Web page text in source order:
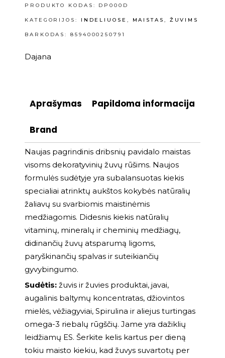
PRODUKTO KODAS: DP000D
KATEGORIJOS: INDELIUOSE , MAISTAS , ŽUVIMS
BARKODAS: 8594000250791
Dajana
Aprašymas Papildoma informacija
Brand
Naujas pagrindinis dribsnių pavidalo maistas
visoms dekoratyvinių žuvų rūšims. Naujos
formulės sudėtyje yra subalansuotas kiekis
specialiai atrinktų aukštos kokybės natūralių
žaliavų su svarbiomis maistinėmis
medžiagomis. Didesnis kiekis natūralių
vitaminų, mineralų ir cheminių medžiagų,
didinančių žuvų atsparumą ligoms,
paryškinančių spalvas ir suteikiančių
gyvybingumo.
Sudėtis: žuvis ir žuvies produktai, javai,
augalinis baltymų koncentratas, džiovintos
mielės, vėžiagyviai, Spirulina ir aliejus turtingas
omega-3 riebalų rūgščių. Jame yra dažiklių
leidžiamų ES. Šerkite kelis kartus per dieną
tokiu maisto kiekiu, kad žuvys suvartotų per